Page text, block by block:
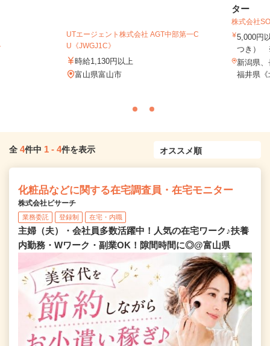
UTエージェント株式会社 AGT中部第一C
U《JWGJ1C》
時給1,130円以上
富山県富山市
ター
株式会社
5,000円
つき）
新潟県
福井県
全 4件中 1 - 4件を表示
化粧品などに関する在宅調査員・在宅モニター
株式会社ビサーチ
業務委託 登録制 在宅・内職
主婦（夫）・会社員多数活躍中！人気の在宅ワーク♪扶養
内勤務・Wワーク・副業OK！隙間時間に◎@富山県